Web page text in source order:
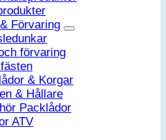
Förvaring
förvaring
& Korgar
& Hållare
Packlådor
ATV